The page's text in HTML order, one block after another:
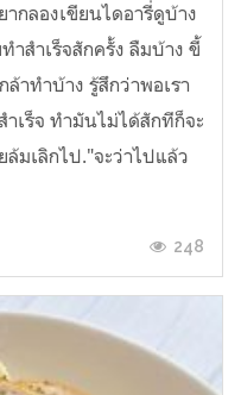
ากลองเขียนไดอารี่ดูบ้าง
ำสำเร็จสักครั้ง ลืมบ้าง ขี้
าทำบ้าง รู้สึกว่าพอเรา
เร็จ ทำมันไม่ได้สักทีก็จะ
มเลิกไป."จะว่าไปแล้ว
248